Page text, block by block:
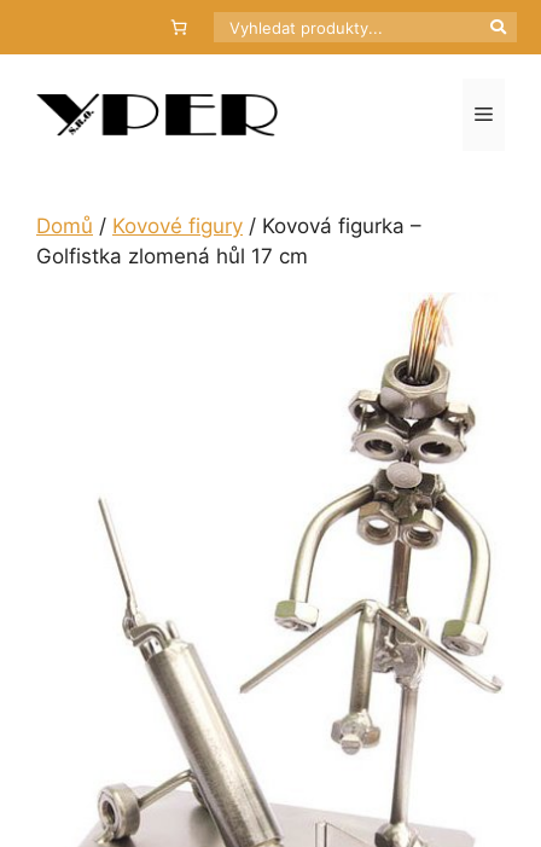
Hledat
Menu
Domů / Kovové figury / Kovová figurka –
Golfistka zlomená hůl 17 cm